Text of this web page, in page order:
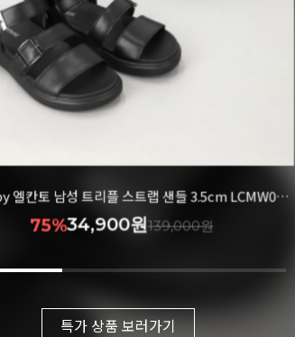
인텐스 by 엘칸토 남성 트리플 스트랩 샌들 3.5cm LCMW00I426
75%34,900원139,000원
특가 상품 보러가기